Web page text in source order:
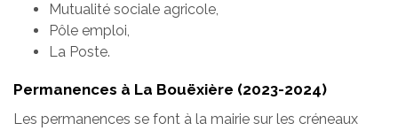
Mutualité sociale agricole,
Pôle emploi,
La Poste.
Permanences à La Bouëxière (2023-2024)
Les permanences se font à la mairie sur les créneaux